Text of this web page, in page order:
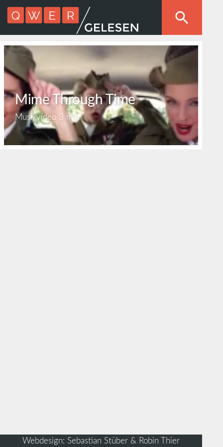
Mime Through Time
Musikvideo 3 min
Webdesign: Sebastian Stüber & Robin Thier